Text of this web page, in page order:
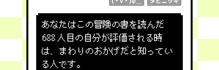
あなたはこの冒険の書を読んだ
688 人目の自分が評価される時
は、まわりのおかげだと知ってい
る人です。